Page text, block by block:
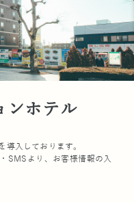
ンホテル
入しております。
SMSより、お客様情報の入